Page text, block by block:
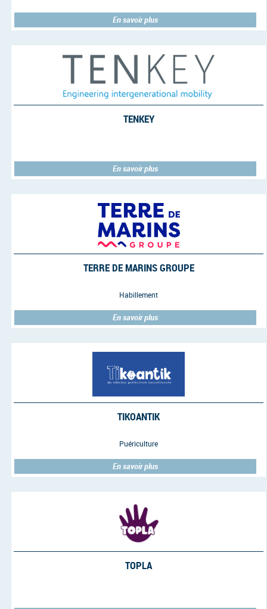
En savoir plus
TENKEY
En savoir plus
TERRE DE MARINS GROUPE
Habillement
En savoir plus
TIKOANTIK
Puériculture
En savoir plus
TOPLA